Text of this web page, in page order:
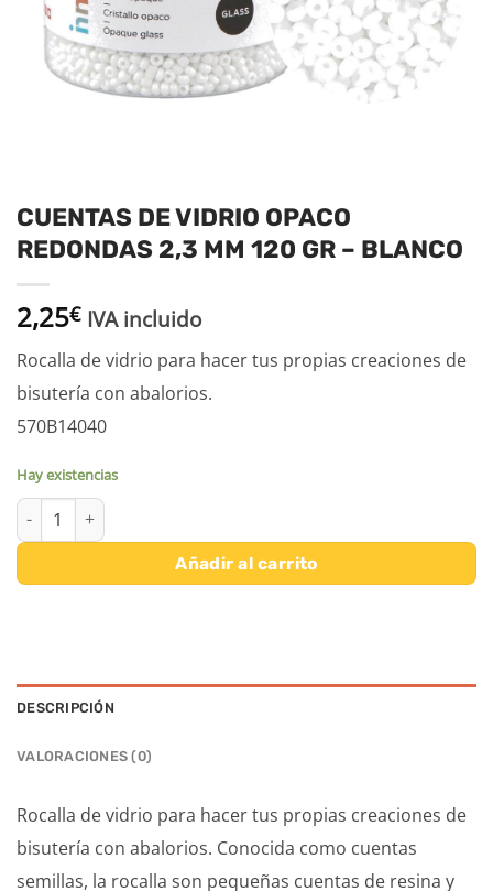
CUENTAS DE VIDRIO OPACO
REDONDAS 2,3 MM 120 GR – BLANCO
2,25€ IVA incluido
Rocalla de vidrio para hacer tus propias creaciones de
bisutería con abalorios.
570B14040
Hay existencias
CUENTAS DE VIDRIO OPACO REDONDAS 2,3 MM 120 GR -
Añadir al carrito
DESCRIPCIÓN
VALORACIONES (0)
Rocalla de vidrio para hacer tus propias creaciones de
bisutería con abalorios. Conocida como cuentas
semillas, la rocalla son pequeñas cuentas de resina y